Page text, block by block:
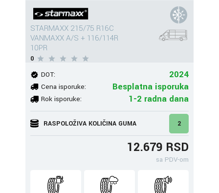
STARMAXX 215/75 R16C
VANMAXX A/S + 116/114R
10PR
0
DOT: 2024
Cena isporuke: Besplatna isporuka
Rok isporuke: 1-2 radna dana
RASPOLOŽIVA KOLIČINA GUMA 2
12.679 RSD
sa PDV-om